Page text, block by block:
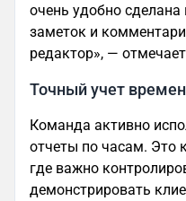
очень удобно
заметок и
редактор», —
Точный учет
Команда активно
отчеты по часам. Это
где важно
демонстрировать